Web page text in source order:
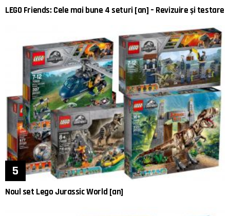
LEGO Friends: Cele mai bune 4 seturi [an] – Revizuire și testare
Noul set Lego Jurassic World [an]